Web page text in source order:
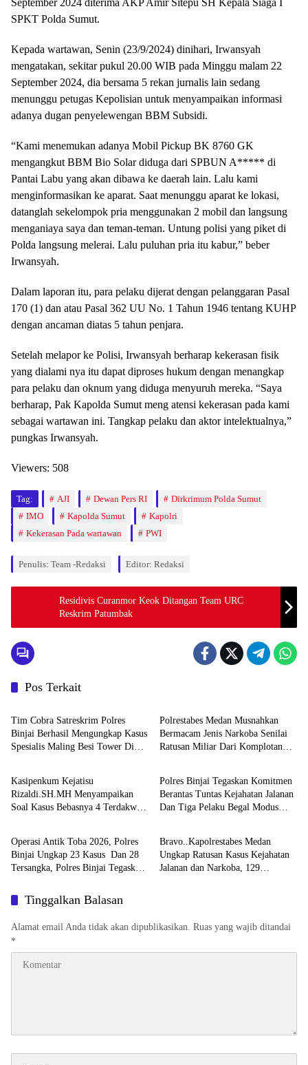
September 2024 diterima AKP Amir Sitepu SH Kepala Siaga I
SPKT Polda Sumut.
Kepada wartawan, Senin (23/9/2024) dinihari, Irwansyah
mengatakan, sekitar pukul 20.00 WIB pada Minggu malam 22
September 2024, dia bersama 5 rekan jurnalis lain sedang
menunggu petugas Kepolisian untuk menyampaikan informasi
adanya dugan penyelewengan BBM Subsidi.
“Kami menemukan adanya Mobil Pickup BK 8760 GK
mengangkut BBM Bio Solar diduga dari SPBUN A***** di
Pantai Labu yang akan dibawa ke daerah lain. Lalu kami
menginformasikan ke aparat. Saat menunggu aparat ke lokasi,
datanglah sekelompok pria menggunakan 2 mobil dan langsung
menganiaya saya dan teman-teman. Untung polisi yang piket di
Polda langsung melerai. Lalu puluhan pria itu kabur,” beber
Irwansyah.
Dalam laporan itu, para pelaku dijerat dengan pelanggaran Pasal
170 (1) dan atau Pasal 362 UU No. 1 Tahun 1946 tentang KUHP
dengan ancaman diatas 5 tahun penjara.
Setelah melapor ke Polisi, Irwansyah berharap kekerasan fisik
yang dialami nya itu dapat diproses hukum dengan menangkap
para pelaku dan oknum yang diduga menyuruh mereka. “Saya
berharap, Pak Kapolda Sumut meng atensi kekerasan pada kami
sebagai wartawan ini. Tangkap pelaku dan aktor intelektualnya,”
pungkas Irwansyah.
Viewers: 508
Tag: AJI Dewan Pers RI
Dirkrimum Polda Sumut
IMO
Kapolda Sumut
Kapolri
Kekerasan Pada wartawan
PWI
Penulis: Team -Redaksi Editor: Redaksi
Residivis Curanmor Keok Ditangan Team URC
Reskrim Patumbak
Pos Terkait
Hukum & Kriminal
Tim Cobra Satreskrim Polres
Binjai Berhasil Mengungkap Kasus
Spesialis Maling Besi Tower Di
Polrestabes Medan Musnahkan
Bermacam Jenis Narkoba Senilai
Ratusan Miliar Dari Komplotan
Hukum & Kriminal
Kasipenkum Kejatisu
Rizaldi.SH.MH Menyampaikan
Soal Kasus Bebasnya 4 Terdakwa
Banding
Hukum & Kriminal
Polres Binjai Tegaskan Komitmen
Berantas Tuntas Kejahatan Jalanan
Dan Tiga Pelaku Begal Modus
Hukum & Kriminal
Operasi Antik Toba 2026, Polres
Binjai Ungkap 23 Kasus Dan 28
Tersangka, Polres Binjai Tegaskan
Wilayah Hukumnya
Hukum & Kriminal
Bravo..Kapolrestabes Medan
Ungkap Ratusan Kasus Kejahatan
Jalanan dan Narkoba, 129
Tinggalkan Balasan
Alamat email Anda tidak akan dipublikasikan. Ruas yang wajib ditandai
*